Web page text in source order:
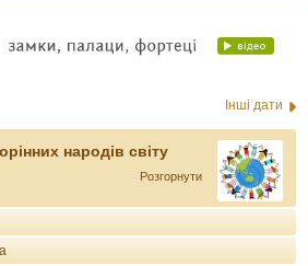
Інші дати
народів світу
Розгорнути